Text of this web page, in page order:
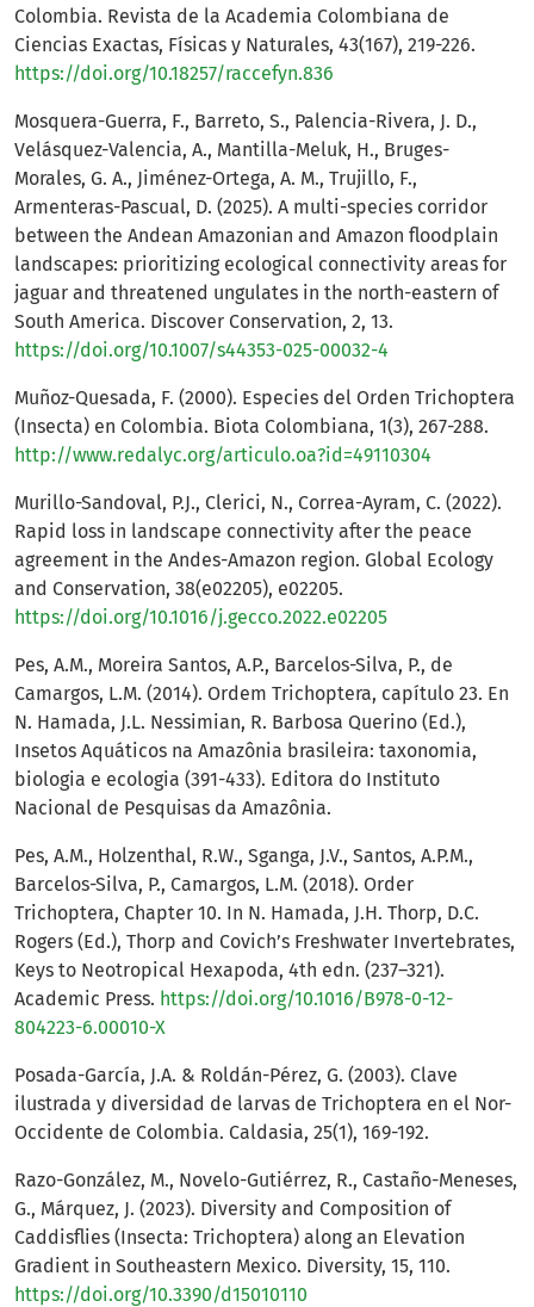
Colombia. Revista de la Academia Colombiana de
Ciencias Exactas, Físicas y Naturales, 43(167), 219-226.
https://doi.org/10.18257/raccefyn.836
Mosquera-Guerra, F., Barreto, S., Palencia-Rivera, J. D.,
Velásquez-Valencia, A., Mantilla-Meluk, H., Bruges-
Morales, G. A., Jiménez-Ortega, A. M., Trujillo, F.,
Armenteras-Pascual, D. (2025). A multi-species corridor
between the Andean Amazonian and Amazon floodplain
landscapes: prioritizing ecological connectivity areas for
jaguar and threatened ungulates in the north-eastern of
South America. Discover Conservation, 2, 13.
https://doi.org/10.1007/s44353-025-00032-4
Muñoz-Quesada, F. (2000). Especies del Orden Trichoptera
(Insecta) en Colombia. Biota Colombiana, 1(3), 267-288.
http://www.redalyc.org/articulo.oa?id=49110304
Murillo-Sandoval, P.J., Clerici, N., Correa-Ayram, C. (2022).
Rapid loss in landscape connectivity after the peace
agreement in the Andes-Amazon region. Global Ecology
and Conservation, 38(e02205), e02205.
https://doi.org/10.1016/j.gecco.2022.e02205
Pes, A.M., Moreira Santos, A.P., Barcelos-Silva, P., de
Camargos, L.M. (2014). Ordem Trichoptera, capítulo 23. En
N. Hamada, J.L. Nessimian, R. Barbosa Querino (Ed.),
Insetos Aquáticos na Amazônia brasileira: taxonomia,
biologia e ecologia (391-433). Editora do Instituto
Nacional de Pesquisas da Amazônia.
Pes, A.M., Holzenthal, R.W., Sganga, J.V., Santos, A.P.M.,
Barcelos-Silva, P., Camargos, L.M. (2018). Order
Trichoptera, Chapter 10. In N. Hamada, J.H. Thorp, D.C.
Rogers (Ed.), Thorp and Covich’s Freshwater Invertebrates,
Keys to Neotropical Hexapoda, 4th edn. (237–321).
Academic Press. https://doi.org/10.1016/B978-0-12-
804223-6.00010-X
Posada-García, J.A. & Roldán-Pérez, G. (2003). Clave
ilustrada y diversidad de larvas de Trichoptera en el Nor-
Occidente de Colombia. Caldasia, 25(1), 169-192.
Razo-González, M., Novelo-Gutiérrez, R., Castaño-Meneses,
G., Márquez, J. (2023). Diversity and Composition of
Caddisflies (Insecta: Trichoptera) along an Elevation
Gradient in Southeastern Mexico. Diversity, 15, 110.
https://doi.org/10.3390/d15010110